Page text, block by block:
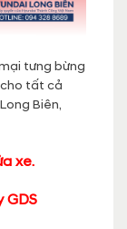
tưng bừng
tất cả
Biên,
xe.
GDS